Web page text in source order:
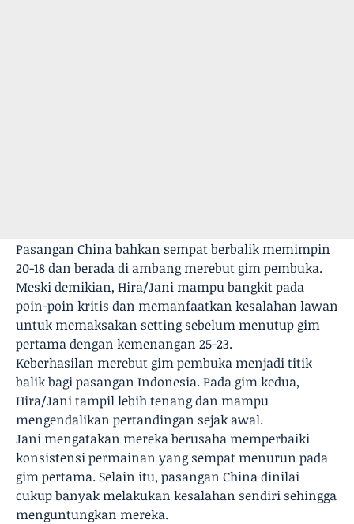
Pasangan China bahkan sempat berbalik memimpin
20-18 dan berada di ambang merebut gim pembuka.
Meski demikian, Hira/Jani mampu bangkit pada
poin-poin kritis dan memanfaatkan kesalahan lawan
untuk memaksakan setting sebelum menutup gim
pertama dengan kemenangan 25-23.
Keberhasilan merebut gim pembuka menjadi titik
balik bagi pasangan Indonesia. Pada gim kedua,
Hira/Jani tampil lebih tenang dan mampu
mengendalikan pertandingan sejak awal.
Jani mengatakan mereka berusaha memperbaiki
konsistensi permainan yang sempat menurun pada
gim pertama. Selain itu, pasangan China dinilai
cukup banyak melakukan kesalahan sendiri sehingga
menguntungkan mereka.